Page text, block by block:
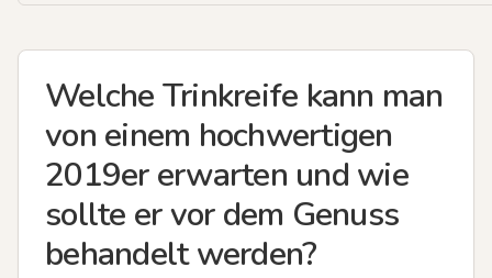
Welche Trinkreife kann man
von einem hochwertigen
2019er erwarten und wie
sollte er vor dem Genuss
behandelt werden?